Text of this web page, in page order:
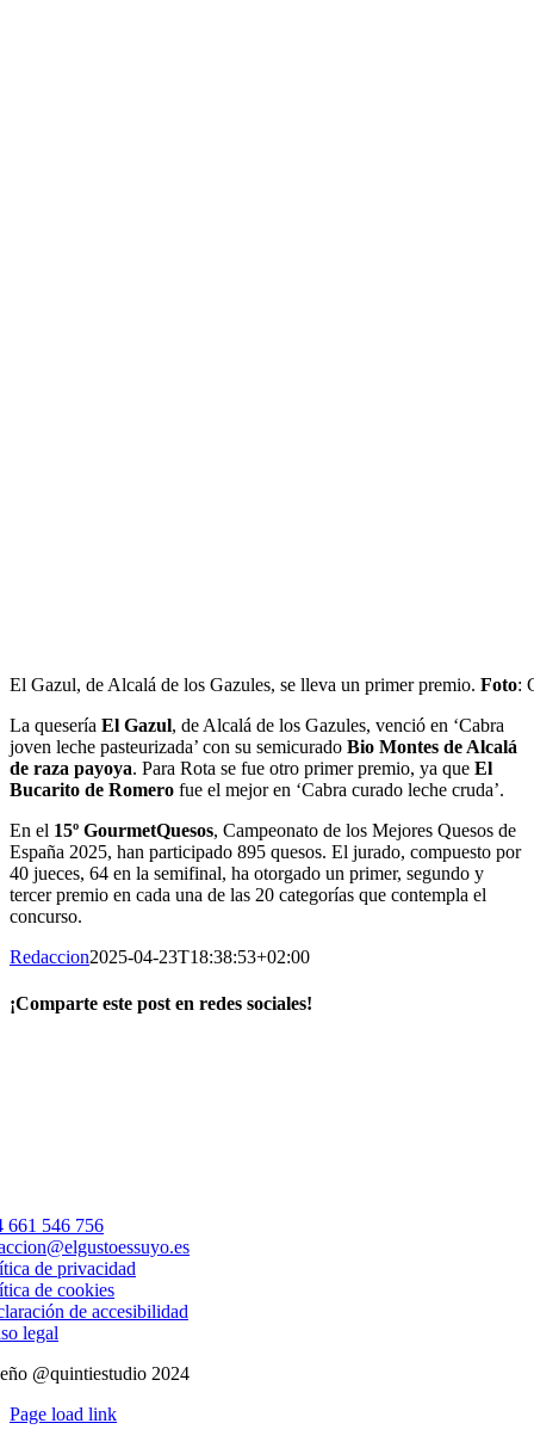
El Gazul, de Alcalá de los Gazules, se lleva un primer premio. Foto:
La quesería El Gazul, de Alcalá de los Gazules, venció en ‘Cabra
joven leche pasteurizada’ con su semicurado Bio Montes de Alcalá
de raza payoya. Para Rota se fue otro primer premio, ya que El
Bucarito de Romero fue el mejor en ‘Cabra curado leche cruda’.
En el 15º GourmetQuesos, Campeonato de los Mejores Quesos de
España 2025, han participado 895 quesos. El jurado, compuesto por
40 jueces, 64 en la semifinal, ha otorgado un primer, segundo y
tercer premio en cada una de las 20 categorías que contempla el
concurso.
Redaccion2025-04-23T18:38:53+02:00
¡Comparte este post en redes sociales!
661 546 756
de privacidad
de cookies
de accesibilidad
legal
@quintiestudio 2024
Page load link